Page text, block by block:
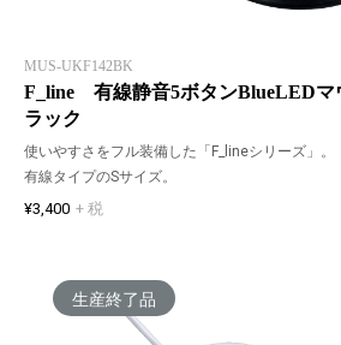
MUS-UKF142BK
F_line 有線静音5ボタンBlueLED
ラック
使いやすさをフル装備した「F_lineシリーズ」。
有線タイプのSサイズ。
¥3,400 + 税
生産終了品